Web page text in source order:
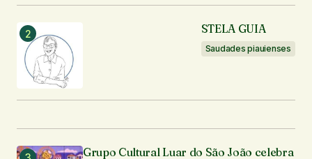
STELA GUIA
Saudades piauienses
Grupo Cultural Luar do São João celebra